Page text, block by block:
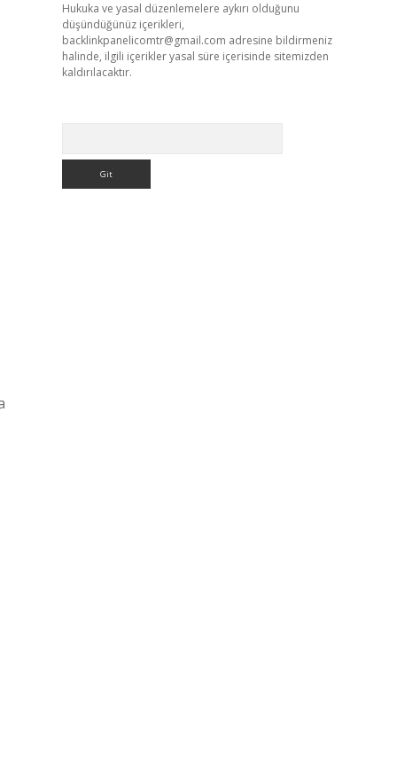
Hukuka ve yasal düzenlemelere aykırı olduğunu
düşündüğünüz içerikleri,
backlinkpanelicomtr@gmail.com adresine bildirmeniz
halinde, ilgili içerikler yasal süre içerisinde sitemizden
kaldırılacaktır.